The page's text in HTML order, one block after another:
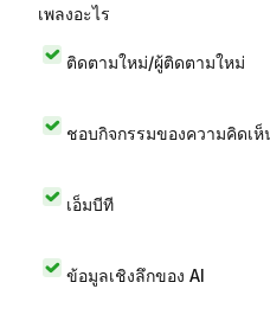
เพลงอะไร
ติดตามใหม่/ผู้ติดตามใหม่
ชอบกิจกรรมของความคิดเห็
เอ็มบีที
ข้อมูลเชิงลึกของ AI